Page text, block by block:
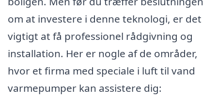
om at investere i denne teknologi, er det
vigtigt at få professionel rådgivning og
installation. Her er nogle af de områder,
hvor et firma med speciale i luft til vand
varmepumper kan assistere dig: